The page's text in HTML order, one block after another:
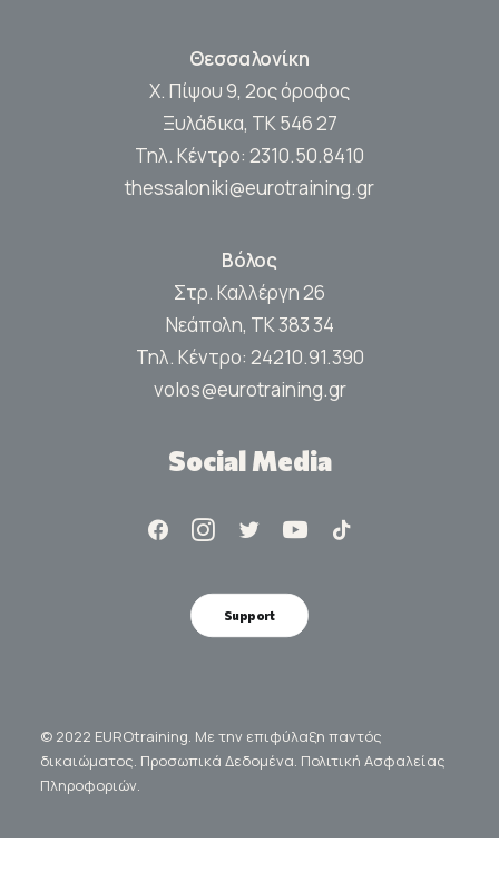
Θεσσαλονίκη
Χ. Πίψου 9, 2ος όροφος
Ξυλάδικα, ΤΚ 546 27
Τηλ. Κέντρο: 2310.50.8410
thessaloniki@eurotraining.gr
Βόλος
Στρ. Καλλέργη 26
Νεάπολη, ΤΚ 383 34
Τηλ. Κέντρο: 24210.91.390
volos@eurotraining.gr
Social Media
Support
© 2022 EUROtraining. Με την επιφύλαξη παντός
δικαιώματος. Προσωπικά Δεδομένα. Πολιτική Ασφαλείας
Πληροφοριών.